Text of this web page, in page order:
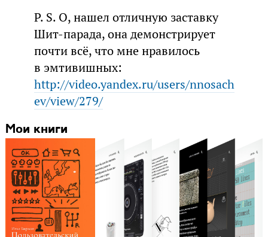
P. S. О, нашел отличную заставку
Шит-парада, она демонстрирует
почти всё, что мне нравилось
в эмтивишных:
http://video.yandex.ru/users/nnosach
ev/view/279/
Мои книги